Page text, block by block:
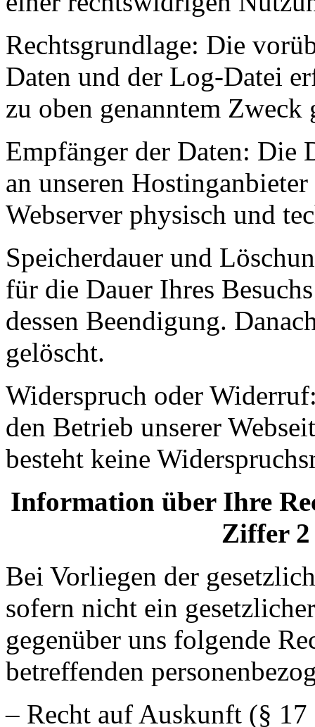
Rechtsgrundlage: Die
Daten und der Log-Datei
zu oben genanntem
Empfänger der Daten: Die
an unseren
Webserver physisch und
Speicherdauer und
für die Dauer Ihres
dessen Beendigung.
gelöscht.
Widerspruch oder
den Betrieb unserer
besteht keine
Information über Ihre
Ziffer
Bei Vorliegen der
sofern nicht ein
gegenüber uns folgende
betreffenden
– Recht auf Auskunft (§